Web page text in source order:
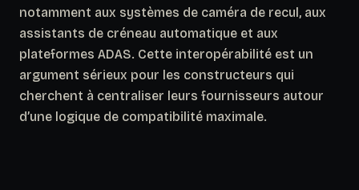
notamment aux systèmes de caméra de recul, aux
assistants de créneau automatique et aux
plateformes ADAS. Cette interopérabilité est un
argument sérieux pour les constructeurs qui
cherchent à centraliser leurs fournisseurs autour
d’une logique de compatibilité maximale.